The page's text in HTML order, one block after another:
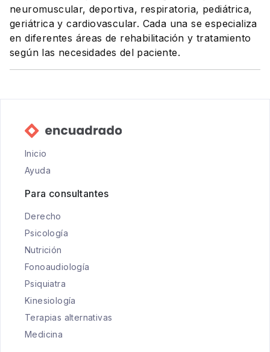
neuromuscular, deportiva, respiratoria, pediátrica,
geriátrica y cardiovascular. Cada una se especializa
en diferentes áreas de rehabilitación y tratamiento
según las necesidades del paciente.
Inicio
Ayuda
Para consultantes
Derecho
Psicología
Nutrición
Fonoaudiología
Psiquiatra
Kinesiología
Terapias alternativas
Medicina